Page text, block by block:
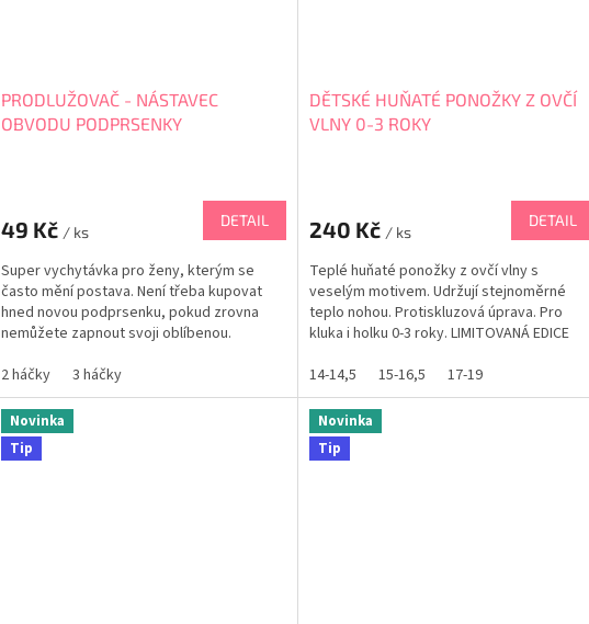
PRODLUŽOVAČ - NÁSTAVEC
OBVODU PODPRSENKY
49 Kč / ks
DETAIL
Super vychytávka pro ženy, kterým se
často mění postava. Není třeba kupovat
hned novou podprsenku, pokud zrovna
nemůžete zapnout svoji oblíbenou.
malá na obvod. Jednoduše zapnete
prodlužovač a je to. Než objednáte,
spočítejte kolik háčků máte na
podprsence...
2 háčky 3 háčky
DĚTSKÉ HUŇATÉ PONOŽKY Z OVČÍ
VLNY 0-3 ROKY
240 Kč / ks
DETAIL
Teplé huňaté ponožky z ovčí vlny s
veselým motivem. Udržují stejnoměrné
teplo nohou. Protiskluzová úprava. Pro
kluka i holku 0-3 roky. LIMITOVANÁ EDICE
14-14,5
15-16,5 17-19
Novinka
Tip
Novinka
Tip